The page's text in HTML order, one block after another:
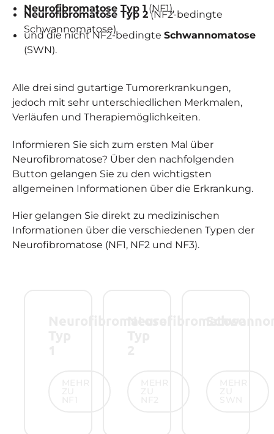
Neurofibromatose Typ 1 (NF1),
Neurofibromatose Typ 2(NF2-bedingte
Schwannomatose)
und die nicht NF2-bedingteSchwannomatose
(SWN).
Alle drei sind gutartige Tumorerkrankungen,
jedoch mit sehr unterschiedlichen Merkmalen,
Verläufen und Therapiemöglichkeiten.
Informieren Sie sich zum ersten Mal über
Neurofibromatose? Über den nachfolgenden
Button gelangen Sie zu den wichtigsten
allgemeinen Informationen über die Erkrankung.
Hier gelangen Sie direkt zu medizinischen
Informationen über die verschiedenen Typen der
Neurofibromatose (NF1, NF2 und NF3).